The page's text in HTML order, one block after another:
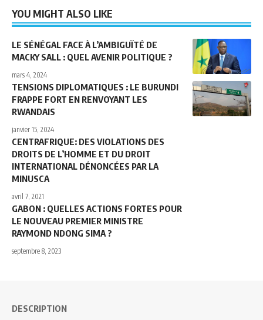
YOU MIGHT ALSO LIKE
LE SÉNÉGAL FACE À L’AMBIGUÏTÉ DE
MACKY SALL : QUEL AVENIR POLITIQUE ?
mars 4, 2024
TENSIONS DIPLOMATIQUES : LE BURUNDI
FRAPPE FORT EN RENVOYANT LES
RWANDAIS
janvier 15, 2024
CENTRAFRIQUE: DES VIOLATIONS DES
DROITS DE L’HOMME ET DU DROIT
INTERNATIONAL DÉNONCÉES PAR LA
MINUSCA
avril 7, 2021
GABON : QUELLES ACTIONS FORTES POUR
LE NOUVEAU PREMIER MINISTRE
RAYMOND NDONG SIMA ?
septembre 8, 2023
DESCRIPTION